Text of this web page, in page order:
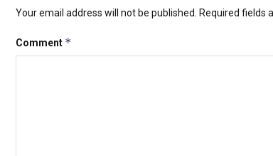
Your email address will not be published. Required fields
Comment *